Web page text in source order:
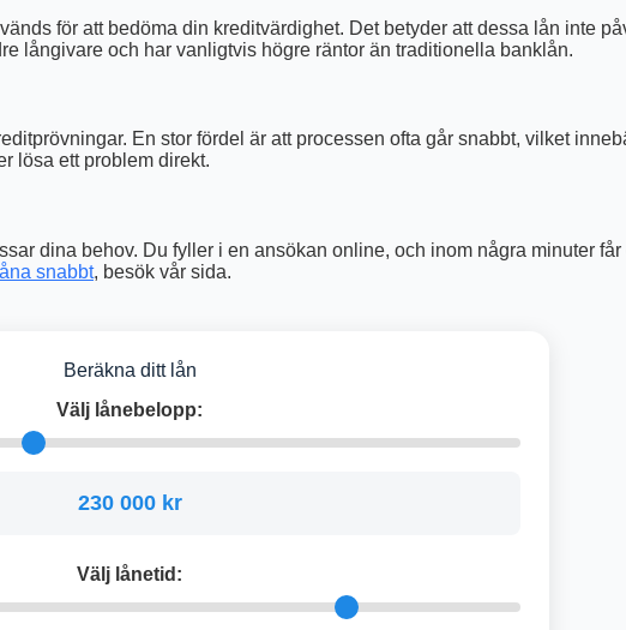
för att bedöma din kreditvärdighet. Det betyder att dessa lån inte
långivare och har vanligtvis högre räntor än traditionella banklån.
En stor fördel är att processen ofta går snabbt, vilket
lösa ett problem direkt.
dina behov. Du fyller i en ansökan online, och inom några minuter
låna snabbt, besök vår sida.
Beräkna ditt lån
Välj lånebelopp:
230 000 kr
Välj lånetid: